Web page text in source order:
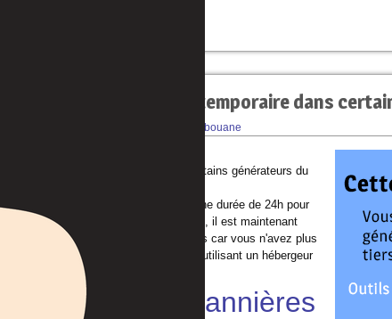
de l'option d'upload temporaire dans
ybouane
nouvelle option viens de s'ajouter à certains générateurs du
possible d'uploader une image pour une durée de 24h pour
l'utiliser dans les générateurs. Donc, il est maintenant
plus faciles d'utiliser nos services car vous n'avez plus
d'envoyer vos images par ftp ou en utilisant un hébergeur
pour utiliser nos services.
Générateur de bannières